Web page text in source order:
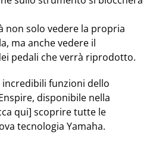
non solo vedere la propria
ma anche vedere il
pedali che verrà riprodotto.
incredibili funzioni dello
disponibile nella
qui] scoprire tutte le
tecnologia Yamaha.